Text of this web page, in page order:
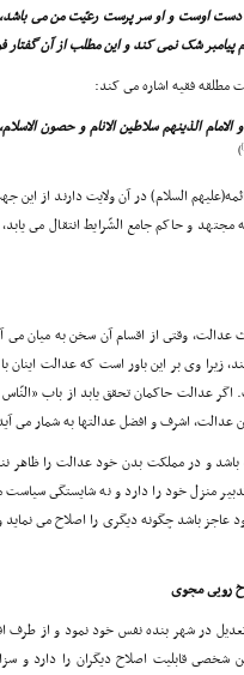
دست اوست و او سر پرست رعیّت من مى باشد،
شک نمى کند و این مطلب از آن گفتار
مطلقه فقیه اشاره مى کند:
الامام الذینهم سلاطین الانام و حصون
)
السلام) در آن ولایت دارند از
مجتهد و حاکم جامع الشّرایط انتقال مى
عدالت، وقتى از اقسام آن سخن به میان مى
زیرا وى بر این باور است که عدالت
عدالت حاکمان تحقق یابد از باب
اشرف و افضل عدالتها به شمار مى
و در مملکت بدن خود عدالت را ظاهر
منزل خود را دارد و نه شایستگى
باشد چگونه دیگرى را اصلاح مى نماید
رویى مجوى
در شهر بنده نفس خود نمود و از
شخصى قابلیت اصلاح دیگران را دارد و